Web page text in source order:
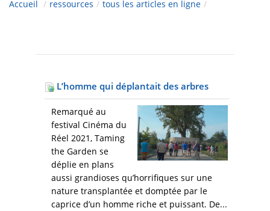
Accueil / ressources / tous les articles en ligne /
L’homme qui déplantait des arbres
Remarqué au
festival Cinéma du
Réel 2021, Taming
the Garden se
déplie en plans
aussi grandioses qu’horrifiques sur une
nature transplantée et domptée par le
caprice d’un homme riche et puissant. De...